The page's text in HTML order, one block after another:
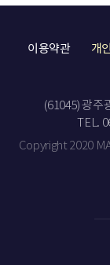
이용약관 개
(61045) 광주
TEL.
Copyright 2020